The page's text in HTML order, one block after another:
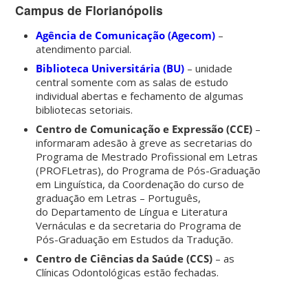
Campus de Florianópolis
Agência de Comunicação (Agecom) –
atendimento parcial.
Biblioteca Universitária (BU) – unidade
central somente com as salas de estudo
individual abertas e fechamento de algumas
bibliotecas setoriais.
Centro de Comunicação e Expressão (CCE) –
informaram adesão à greve as secretarias do
Programa de Mestrado Profissional em Letras
(PROFLetras), do Programa de Pós-Graduação
em Linguística, da Coordenação do curso de
graduação em Letras – Português,
do Departamento de Língua e Literatura
Vernáculas e da secretaria do Programa de
Pós-Graduação em Estudos da Tradução.
Centro de Ciências da Saúde (CCS) – as
Clínicas Odontológicas estão fechadas.